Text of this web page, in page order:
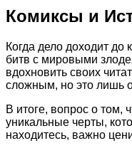
Комиксы и
Когда дело доходит
битв с мировыми
вдохновить своих
сложным, но это лишь
В итоге, вопрос о том,
уникальные черты,
находитесь, важно